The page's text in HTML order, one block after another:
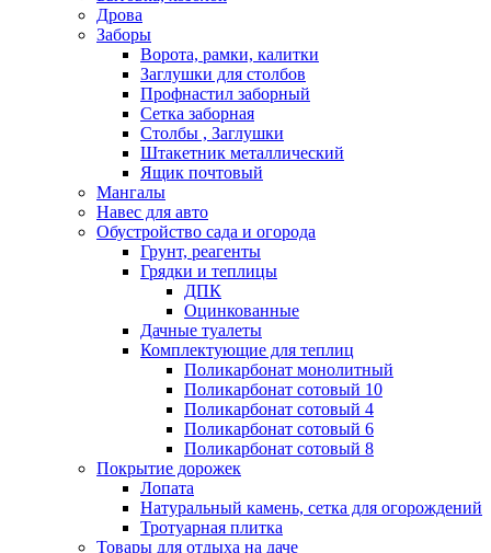
Дрова
Заборы
Ворота, рамки, калитки
Заглушки для столбов
Профнастил заборный
Сетка заборная
Столбы , Заглушки
Штакетник металлический
Ящик почтовый
Мангалы
Навес для авто
Обустройство сада и огорода
Грунт, реагенты
Грядки и теплицы
ДПК
Оцинкованные
Дачные туалеты
Комплектующие для теплиц
Поликарбонат монолитный
Поликарбонат сотовый 10
Поликарбонат сотовый 4
Поликарбонат сотовый 6
Поликарбонат сотовый 8
Покрытие дорожек
Лопата
Натуральный камень, сетка для огорождений
Тротуарная плитка
Товары для отдыха на даче